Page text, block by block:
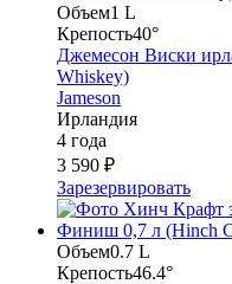
Объем1 L
Крепость40°
Джемесон Виски
Whiskey)
Jameson
Ирландия
4 года
3 590 ₽
Зарезервировать
Объем0.7 L
Крепость46.4°